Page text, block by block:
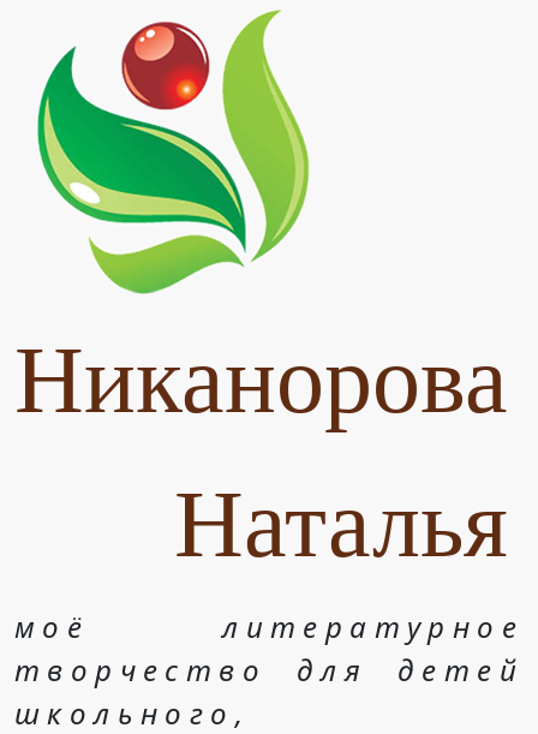
Никанорова
Наталья
моё литературное
творчество для детей
школьного,